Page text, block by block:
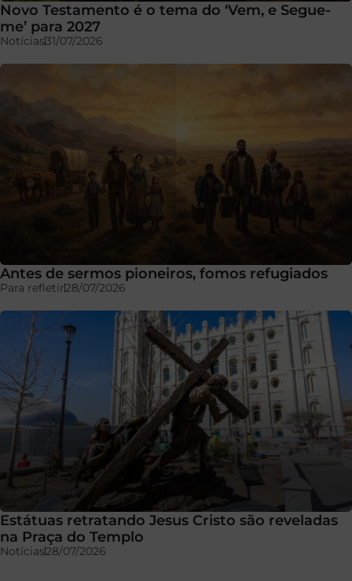
Novo Testamento é o tema do ‘Vem, e Segue-
me’ para 2027
Notícias31/07/2026
Antes de sermos pioneiros, fomos refugiados
Para refletir28/07/2026
Estátuas retratando Jesus Cristo são reveladas
na Praça do Templo
Notícias28/07/2026